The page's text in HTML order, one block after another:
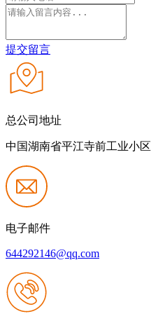
提交留言
总公司地址
中国湖南省平江寺前工业小区
电子邮件
644292146@qq.com